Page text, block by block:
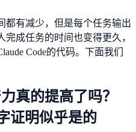
都有减少，但是每个任务输出
成任务的时间也变得更久，
Code的代码。下面我们
真的提高了吗？
证明似乎是的